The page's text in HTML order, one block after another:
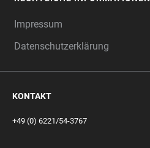
Impressum
Datenschutzerklärung
KONTAKT
+49 (0) 6221/54-3767